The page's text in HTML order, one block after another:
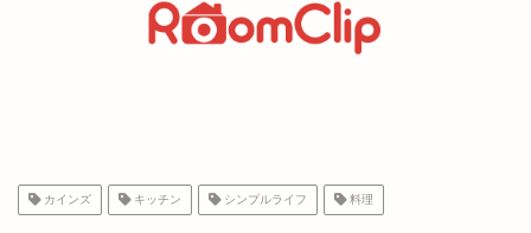
カインズ キッチン シンプルライフ 料理